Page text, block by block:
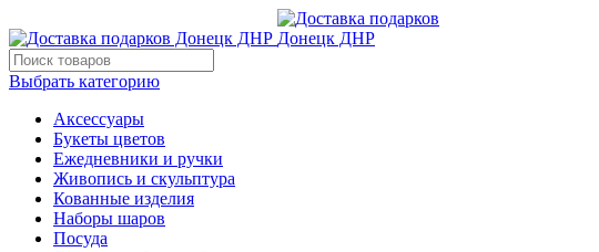
Выбрать категорию
Аксессуары
Букеты цветов
Ежедневники и ручки
Живопись и скульптура
Кованные изделия
Наборы шаров
Посуда